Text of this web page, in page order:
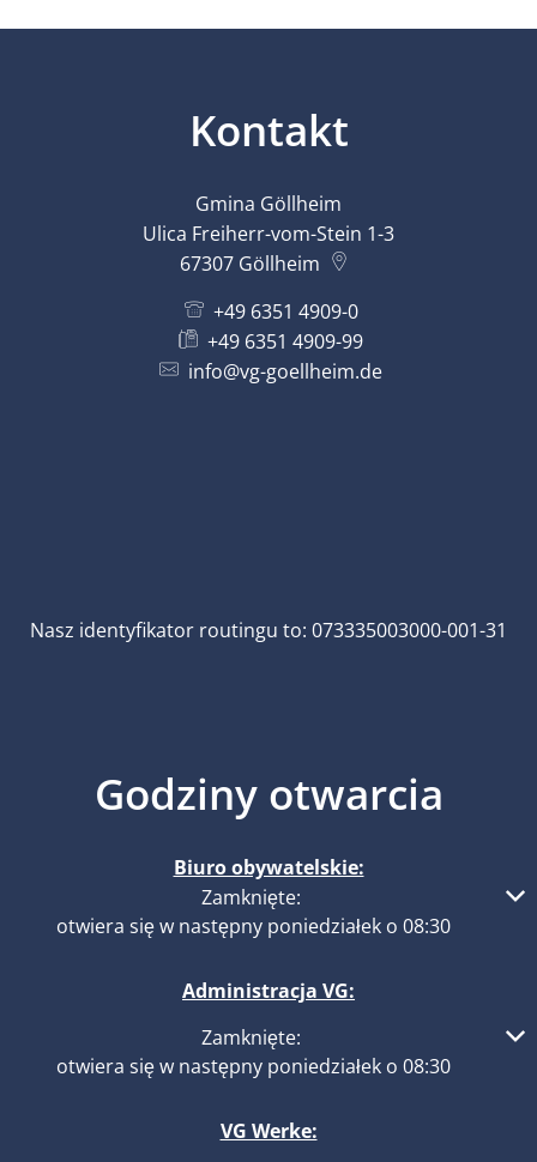
Kontakt
Gmina Göllheim
Ulica Freiherr-vom-Stein 1-3
67307 Göllheim
+49 6351 4909-0
+49 6351 4909-99
info@vg-goellheim.de
Nasz identyfikator routingu to: 073335003000-001-31
Godziny otwarcia
Biuro obywatelskie:
Kliknij, aby ukryć inne godziny otwarcia lub zamknięcia
Zamknięte:
otwiera się w następny poniedziałek o 08:30
Administracja VG:
Kliknij, aby ukryć inne godziny otwarcia lub zamknięcia
Zamknięte:
otwiera się w następny poniedziałek o 08:30
VG Werke: